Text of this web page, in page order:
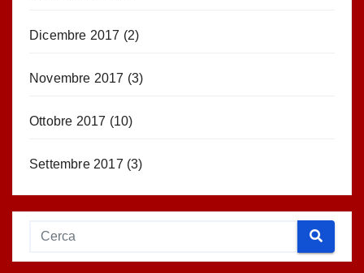
Dicembre 2017 (2)
Novembre 2017 (3)
Ottobre 2017 (10)
Settembre 2017 (3)